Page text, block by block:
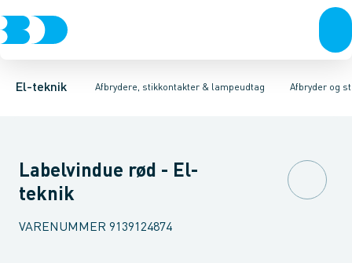
El-teknik Afbrydere, stikkontakter & lampeudtag
Afbrydere, stikkontakter & lampeudtagForgreningsmateriel
Afbryder og
Afbryder og stikdåsemateriel
Afbryder og stikkontakt kombinationInstallationsafbryder
Labelvindue rød - El-
teknik
VARENUMMER 9139124874